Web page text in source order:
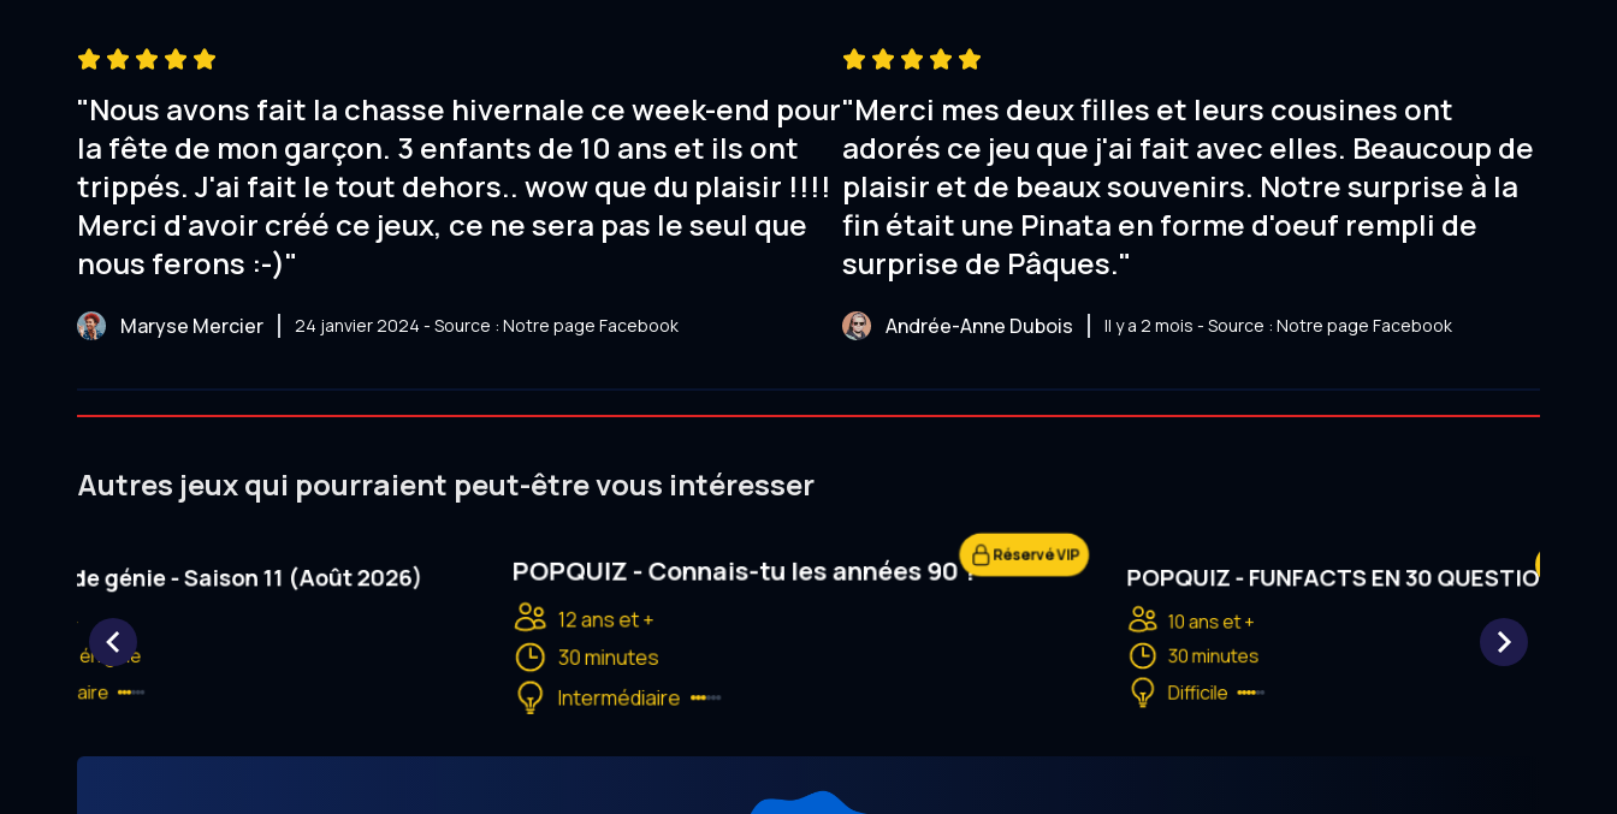
"Nous avons fait la chasse hivernale ce week-end pour
la fête de mon garçon. 3 enfants de 10 ans et ils ont
trippés. J'ai fait le tout dehors.. wow que du plaisir !!!!
Merci d'avoir créé ce jeux, ce ne sera pas le seul que
nous ferons :-)"
Maryse Mercier 24 janvier 2024 - Source : Notre page Facebook
"Merci mes deux filles et leurs cousines ont
adorés ce jeu que j'ai fait avec elles. Beaucoup de
plaisir et de beaux souvenirs. Notre surprise à la
fin était une Pinata en forme d'oeuf rempli de
surprise de Pâques."
Andrée-Anne Dubois Il y a 2 mois - Source : Notre page Facebook
Autres jeux qui pourraient peut-être vous intéresser
de génie - Saison 11 (Août 2026)
8 ans et +
1 minute / énigme
Intermédiaire
Réservé VIP
POPQUIZ - Connais-tu les années 90 ?
12 ans et +
30 minutes
Intermédiaire
POPQUIZ - FUNFACTS EN 30 QUESTIONS
10 ans et +
30 minutes
Difficile
Item